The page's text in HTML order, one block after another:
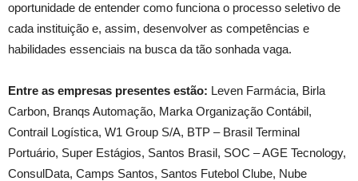
oportunidade de entender como funciona o processo seletivo de
cada instituição e, assim, desenvolver as competências e
habilidades essenciais na busca da tão sonhada vaga.
Entre as empresas presentes estão: Leven Farmácia, Birla
Carbon, Branqs Automação, Marka Organização Contábil,
Contrail Logística, W1 Group S/A, BTP – Brasil Terminal
Portuário, Super Estágios, Santos Brasil, SOC – AGE Tecnology,
ConsulData, Camps Santos, Santos Futebol Clube, Nube